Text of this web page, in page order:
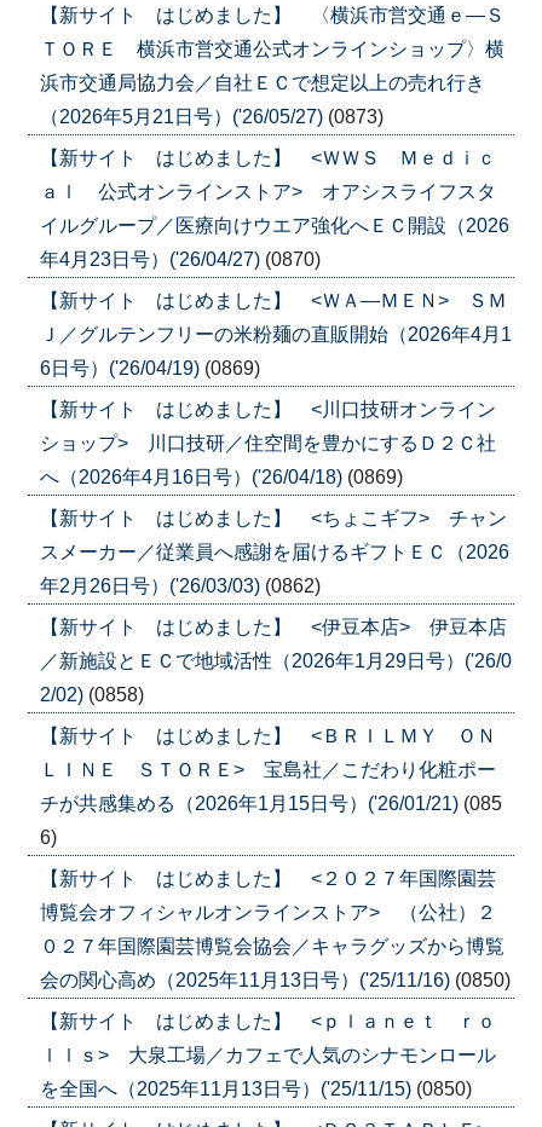
【新サイト はじめました】 〈横浜市営交通ｅ―Ｓ
ＴＯＲＥ 横浜市営交通公式オンラインショップ〉横
浜市交通局協力会／自社ＥＣで想定以上の売れ行き
（2026年5月21日号）('26/05/27) (0873)
【新サイト はじめました】 <ＷＷＳ Ｍｅｄｉｃ
ａｌ 公式オンラインストア> オアシスライフスタ
イルグループ／医療向けウエア強化へＥＣ開設（2026
年4月23日号）('26/04/27) (0870)
【新サイト はじめました】 <ＷＡ―ＭＥＮ> ＳＭ
Ｊ／グルテンフリーの米粉麺の直販開始（2026年4月1
6日号）('26/04/19) (0869)
【新サイト はじめました】 <川口技研オンライン
ショップ> 川口技研／住空間を豊かにするＤ２Ｃ社
へ（2026年4月16日号）('26/04/18) (0869)
【新サイト はじめました】 <ちょこギフ> チャン
スメーカー／従業員へ感謝を届けるギフトＥＣ（2026
年2月26日号）('26/03/03) (0862)
【新サイト はじめました】 <伊豆本店> 伊豆本店
／新施設とＥＣで地域活性（2026年1月29日号）('26/0
2/02) (0858)
【新サイト はじめました】 <ＢＲＩＬＭＹ ＯＮ
ＬＩＮＥ ＳＴＯＲＥ> 宝島社／こだわり化粧ポー
チが共感集める（2026年1月15日号）('26/01/21) (085
6)
【新サイト はじめました】 <２０２７年国際園芸
博覧会オフィシャルオンラインストア> （公社）２
０２７年国際園芸博覧会協会／キャラグッズから博覧
会の関心高め（2025年11月13日号）('25/11/16) (0850)
【新サイト はじめました】 <ｐｌａｎｅｔ ｒｏ
ｌｌｓ> 大泉工場／カフェで人気のシナモンロール
を全国へ（2025年11月13日号）('25/11/15) (0850)